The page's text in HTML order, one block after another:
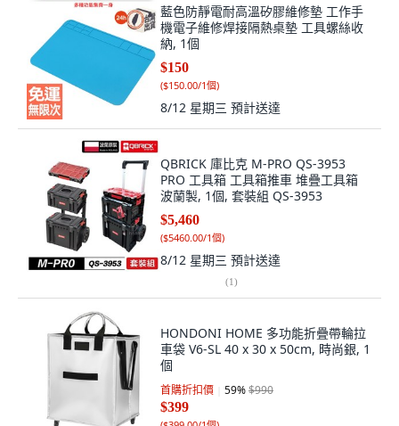
藍色防靜電耐高溫矽膠維修墊 工作手
機電子維修焊接隔熱桌墊 工具螺絲收
納, 1個
$150
($150.00/1個)
8/12 星期三 預計送達
QBRICK 庫比克 M-PRO QS-3953
PRO 工具箱 工具箱推車 堆疊工具箱
波蘭製, 1個, 套裝組 QS-3953
$5,460
($5460.00/1個)
8/12 星期三 預計送達
(1)
HONDONI HOME 多功能折疊帶輪拉
車袋 V6-SL 40 x 30 x 50cm, 時尚銀, 1
個
首購折扣價 59%$990
$399